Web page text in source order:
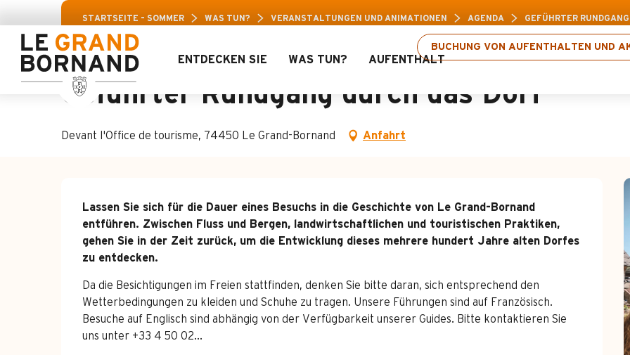
au
contenu
principal
BUCHUNG VON AUFENTHALTEN UND
Aravis-Freizeitpass: Bis zu 30 % Rabatt auf
ENTDECKEN SIE WAS TUN? AUFENTHALT
STARTSEITE – SOMMER WAS TUN? VERANSTALTUNGEN UND ANIMATIONEN AGENDA GEFÜHRTER
4. juli > 21. august
Geführter Rundgang durch das Dorf
Devant l'Office de tourisme, 74450 Le Grand-Bornand Anfahrt
Beschreibung
Lassen Sie sich für die Dauer eines Besuchs in die Geschichte von Le Grand-Bornand
entführen. Zwischen Fluss und Bergen, landwirtschaftlichen und touristischen Praktiken,
gehen Sie in der Zeit zurück, um die Entwicklung dieses mehrere hundert Jahre alten Dorfes
zu entdecken.
Da die Besichtigungen im Freien stattfinden, denken Sie bitte daran, sich entsprechend den
Wetterbedingungen zu kleiden und Schuhe zu tragen. Unsere Führungen sind auf Französisch.
Besuche auf Englisch sind abhängig von der Verfügbarkeit unserer Guides. Bitte kontaktieren Sie
uns unter +33 4 50 02...